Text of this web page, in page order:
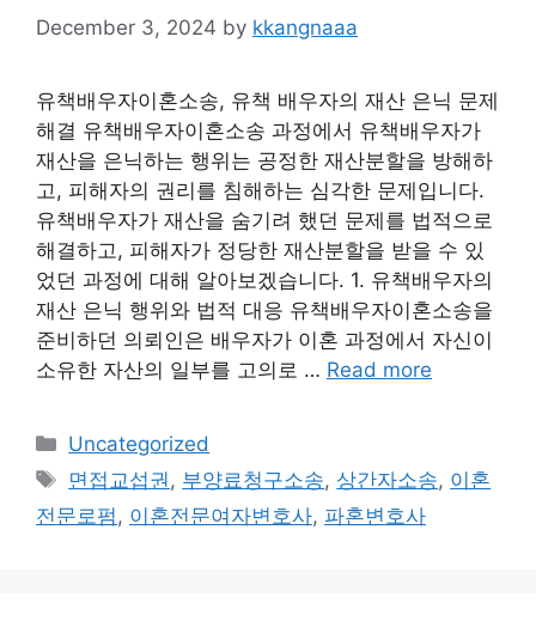
December 3, 2024 by kkangnaaa
유책배우자이혼소송, 유책 배우자의 재산 은닉 문제
해결 유책배우자이혼소송 과정에서 유책배우자가
재산을 은닉하는 행위는 공정한 재산분할을 방해하
고, 피해자의 권리를 침해하는 심각한 문제입니다.
유책배우자가 재산을 숨기려 했던 문제를 법적으로
해결하고, 피해자가 정당한 재산분할을 받을 수 있
었던 과정에 대해 알아보겠습니다. 1. 유책배우자의
재산 은닉 행위와 법적 대응 유책배우자이혼소송을
준비하던 의뢰인은 배우자가 이혼 과정에서 자신이
소유한 자산의 일부를 고의로 … Read more
Categories
Uncategorized
Tags
면접교섭권 , 부양료청구소송, 상간자소송, 이혼
전문로펌 , 이혼전문여자변호사, 파혼변호사